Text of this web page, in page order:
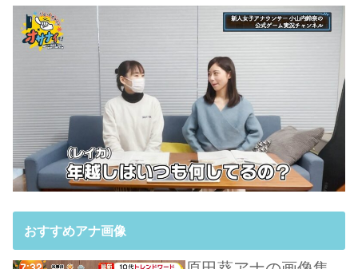
おすすめアナ画像